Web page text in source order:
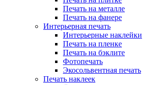
Печать на металле
Печать на фанере
Интерьерная печать
Интерьерные наклейки
Печать на пленке
Печать на бэклите
Фотопечать
Экосольвентная печать
Печать наклеек